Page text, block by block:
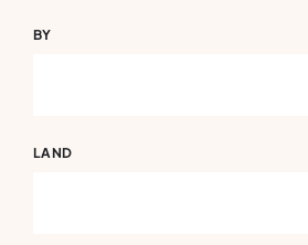
BY
LAND